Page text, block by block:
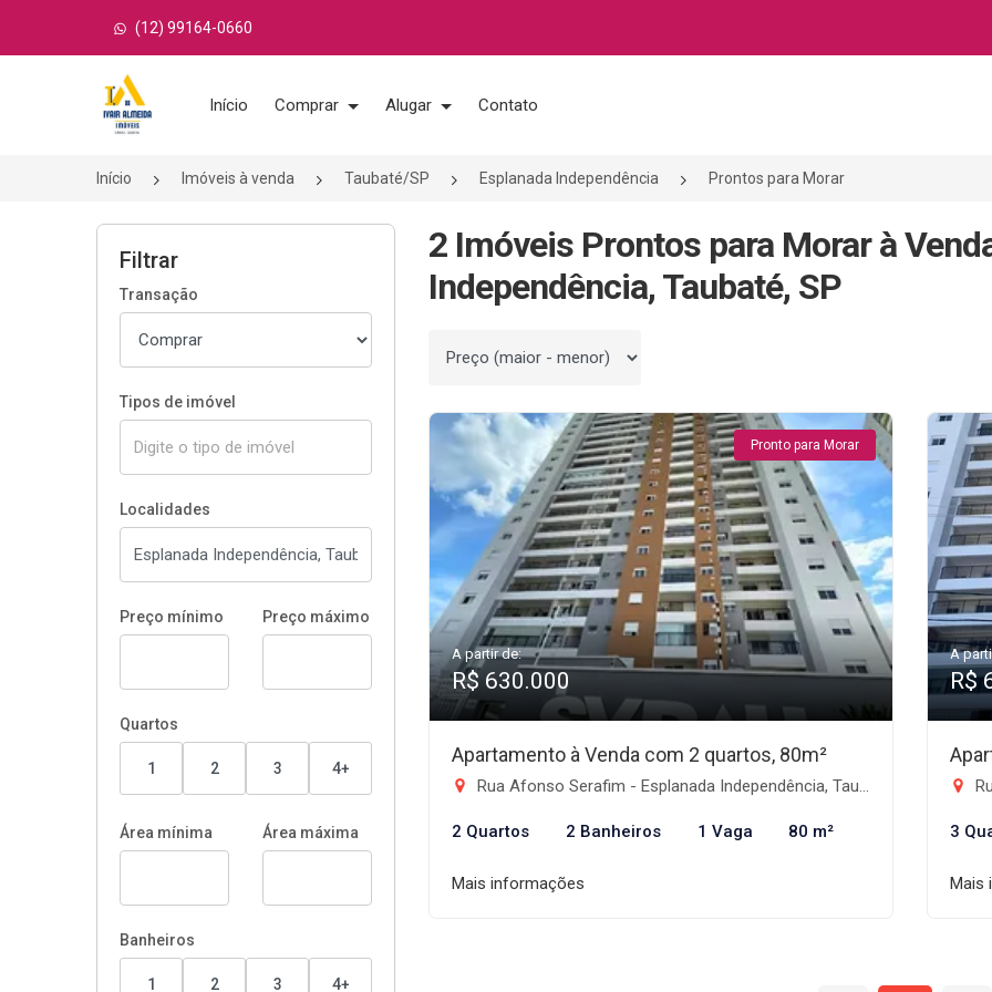
(12) 99164-0660
Página inicial
Início Comprar Alugar Contato
Início Imóveis à venda Taubaté/SP Esplanada Independência Prontos para Morar
Filtrar
Transação
Tipos de imóvel
Localidades
Preço mínimo Preço máximo
Quartos
1 2 3 4+
Área mínima Área máxima
Banheiros
1 2 3 4+
2 Imóveis Prontos para Morar à
Independência, Taubaté, SP
Ordenar por
Pronto para Morar
A partir de:
R$ 630.000
Apartamento à Venda com 2 quartos, 80m²
Rua Afonso Serafim - Esplanada Independência, Taubaté-SP
2 Quartos 2 Banheiros 1 Vaga 80 m²
Mais informações
A
R$
3
Mais